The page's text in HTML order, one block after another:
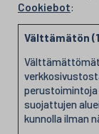
Cookiebot:
Välttämätön
suojattujen
kunnolla ilman